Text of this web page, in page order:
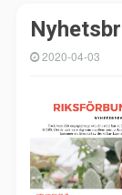
2020-04-03